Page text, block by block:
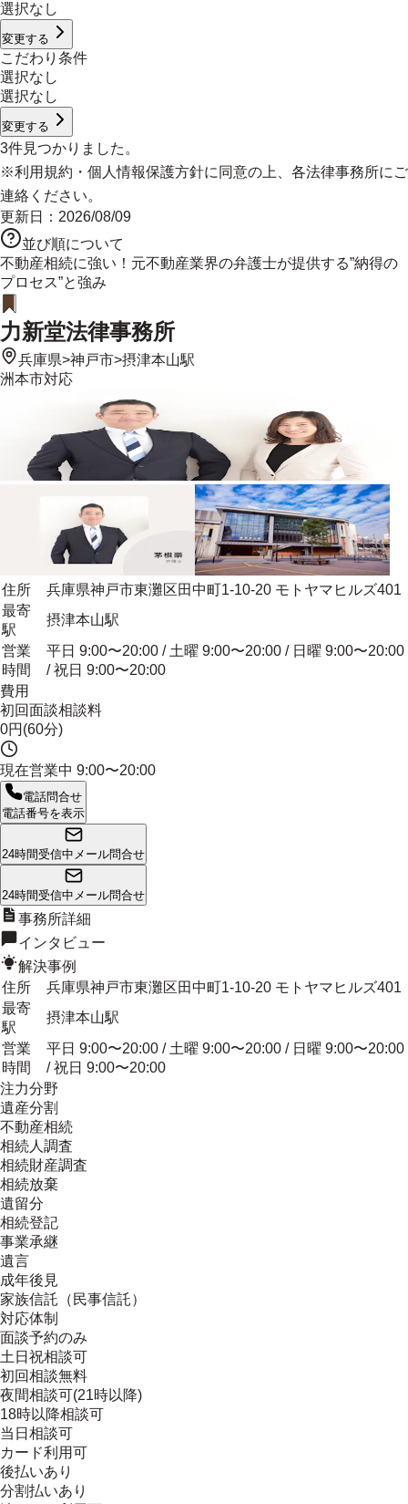
選択なし
変更する
こだわり条件
選択なし
選択なし
変更する
3件見つかりました。
※利用規約 ・ 個人情報保護方針に同意の上、各法律事務所にご
連絡ください。
更新日： 2026/08/09
並び順について
不動産相続に強い！元不動産業界の弁護士が提供する”納得の
プロセス”と強み
力新堂法律事務所
兵庫県>神戸市>摂津本山駅
洲本市対応
住所
兵庫県神戸市東灘区田中町1-10-20 モトヤマヒルズ401
最寄
駅
摂津本山駅
営業
時間
平日 9:00〜20:00 / 土曜 9:00〜20:00 / 日曜 9:00〜20:00
/ 祝日 9:00〜20:00
費用
初回面談相談料
0円(60分)
現在営業中 9:00〜20:00
電話問合せ
電話番号を表示
24時間受信中 メール問合せ
24時間受信中 メール問合せ
事務所詳細
インタビュー
解決事例
住所
兵庫県神戸市東灘区田中町1-10-20 モトヤマヒルズ401
最寄
駅
摂津本山駅
営業
時間
平日 9:00〜20:00 / 土曜 9:00〜20:00 / 日曜 9:00〜20:00
/ 祝日 9:00〜20:00
注力分野
遺産分割
不動産相続
相続人調査
相続財産調査
相続放棄
遺留分
相続登記
事業承継
遺言
成年後見
家族信託（民事信託）
対応体制
面談予約のみ
土日祝相談可
初回相談無料
夜間相談可(21時以降)
18時以降相談可
当日相談可
カード利用可
後払いあり
分割払いあり